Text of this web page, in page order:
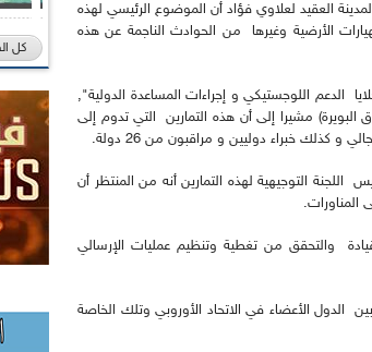
العقيد لعلاوي فؤاد أن الموضوع الرئيسي لهذه
الأرضية وغيرها من الحوادث الناجمة عن هذه
الدعم اللوجستيكي و إجراءات المساعدة الدولية",
مشيرا إلى أن هذه التمارين التي تدوم إلى
التوجيهية لهذه التمارين أنه من المنتظر أن
لسلسلة القيادة والتحقق من تغطية وتنظيم عمليات الإرسالي
الدول الأعضاء في الاتحاد الأوروبي وتلك الخاصة
كل